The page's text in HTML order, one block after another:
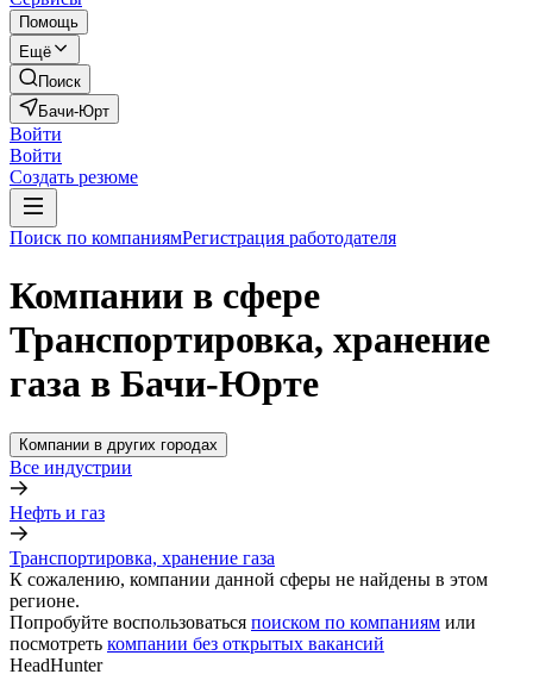
Помощь
Ещё
Поиск
Бачи-Юрт
Войти
Войти
Создать резюме
Поиск по компаниямРегистрация работодателя
Компании в сфере
Транспортировка, хранение
газа в Бачи-Юрте
Компании в других городах
Все индустрии
Нефть и газ
Транспортировка, хранение газа
К сожалению, компании данной сферы не найдены в этом
регионе.
Попробуйте воспользоваться поиском по компаниям или
посмотреть компании без открытых вакансий
HeadHunter